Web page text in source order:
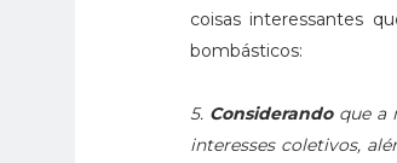
coisas interessantes
bombásticos:
5. Considerandoque a
interesses coletivos,